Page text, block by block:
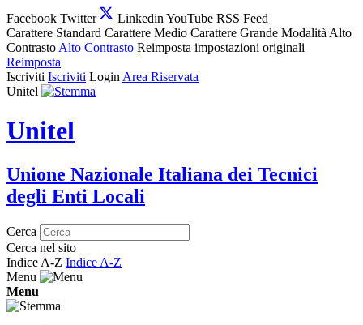
Facebook Twitter Linkedin YouTube RSS Feed
Carattere Standard Carattere Medio Carattere Grande Modalità Alto
Contrasto Alto Contrasto Reimposta impostazioni originali
Reimposta
Iscriviti Iscriviti Login Area Riservata
Unitel
Unitel
Unione Nazionale Italiana dei Tecnici
degli Enti Locali
Cerca
Cerca nel sito
Indice A-Z Indice A-Z
Menu
Menu